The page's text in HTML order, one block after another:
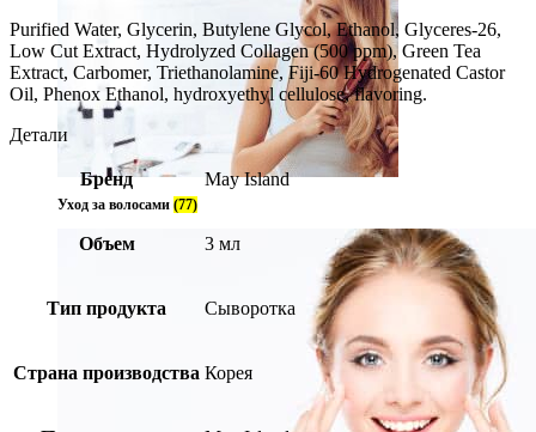
Уход за волосами (77)
Purified Water, Glycerin, Butylene Glycol, Ethanol, Glyceres-26,
Low Cut Extract, Hydrolyzed Collagen (500 ppm), Green Tea
Extract, Carbomer, Triethanolamine, Fiji-60 Hydrogenated Castor
Oil, Phenox Ethanol, hydroxyethyl cellulose, flavoring.
Детали
Бренд May Island
Объем 3 мл
Тип продукта Сыворотка
Страна производства Корея